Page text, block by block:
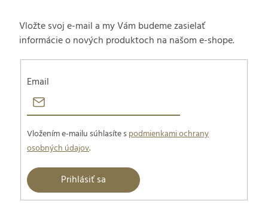
Vložte svoj e-mail a my Vám budeme zasielať
informácie o nových produktoch na našom e-shope.
Email
Vložením e-mailu súhlasíte spodmienkami ochrany
osobných údajov.
Prihlásiť sa